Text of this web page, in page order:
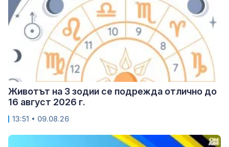
Животът на 3 зодии се подрежда отлично до
16 август 2026 г.
13:51 • 09.08.26